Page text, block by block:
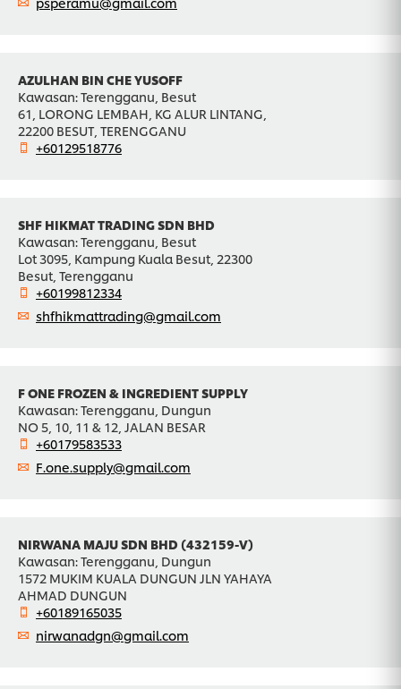
AZULHAN BIN CHE YUSOFF
Kawasan: Terengganu, Besut
61, LORONG LEMBAH, KG ALUR LINTANG,
22200 BESUT, TERENGGANU
+60129518776
SHF HIKMAT TRADING SDN BHD
Kawasan: Terengganu, Besut
Lot 3095, Kampung Kuala Besut, 22300
Besut, Terengganu
+60199812334
shfhikmattrading@gmail.com
F ONE FROZEN & INGREDIENT SUPPLY
Kawasan: Terengganu, Dungun
NO 5, 10, 11 & 12, JALAN BESAR
+60179583533
F.one.supply@gmail.com
NIRWANA MAJU SDN BHD (432159-V)
Kawasan: Terengganu, Dungun
1572 MUKIM KUALA DUNGUN JLN YAHAYA
AHMAD DUNGUN
+60189165035
nirwanadgn@gmail.com